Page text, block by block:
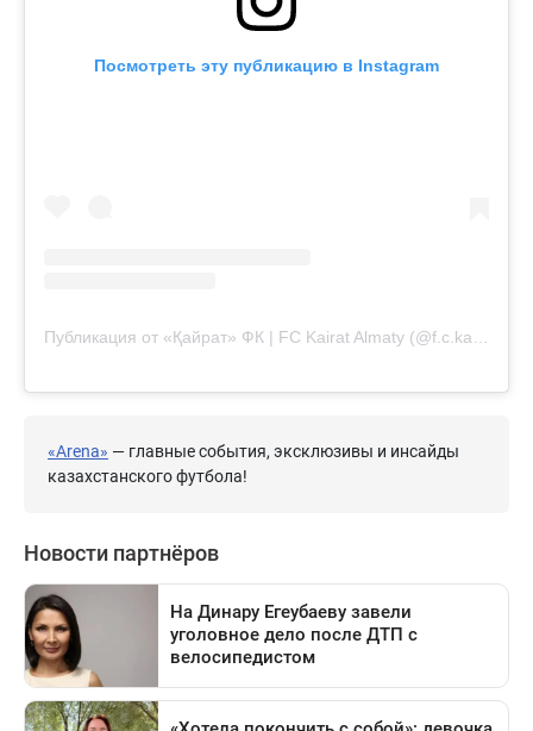
Посмотреть эту публикацию в Instagram
«Arena» — главные события, эксклюзивы и инсайды
казахстанского футбола!